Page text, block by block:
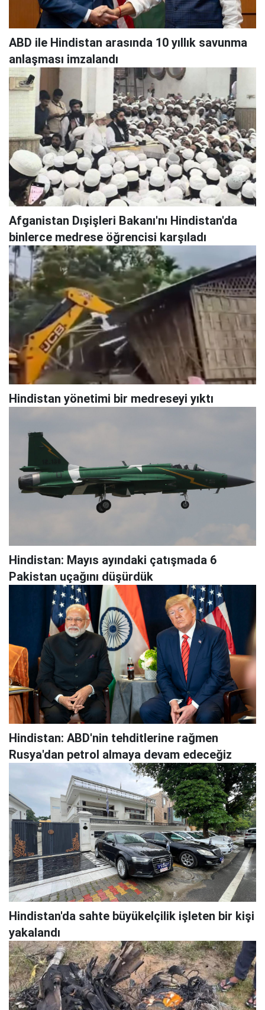
ABD ile Hindistan arasında 10 yıllık savunma
anlaşması imzalandı
Afganistan Dışişleri Bakanı'nı Hindistan'da
binlerce medrese öğrencisi karşıladı
Hindistan yönetimi bir medreseyi yıktı
Hindistan: Mayıs ayındaki çatışmada 6
Pakistan uçağını düşürdük
Hindistan: ABD'nin tehditlerine rağmen
Rusya'dan petrol almaya devam edeceğiz
Hindistan'da sahte büyükelçilik işleten bir kişi
yakalandı